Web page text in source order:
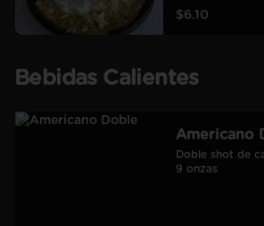
$6.10
Bebidas Calientes
Americano
Doble shot de
9 onzas